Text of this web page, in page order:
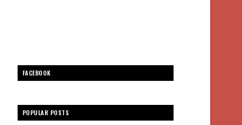
FACEBOOK
POPULAR POSTS